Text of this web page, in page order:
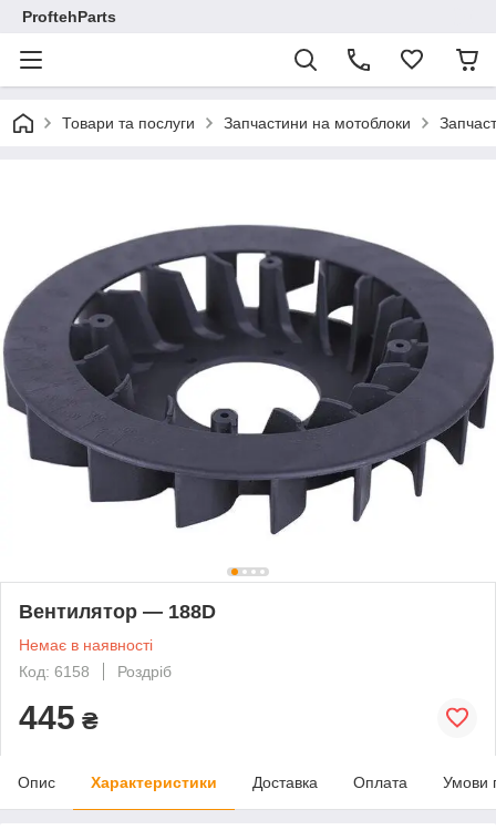
ProftehParts
Товари та послуги Запчастини на мотоблоки
Вентилятор — 188D
Немає в наявності
Код: 6158
Роздріб
445 ₴
Опис Характеристики Доставка Оплата Умови